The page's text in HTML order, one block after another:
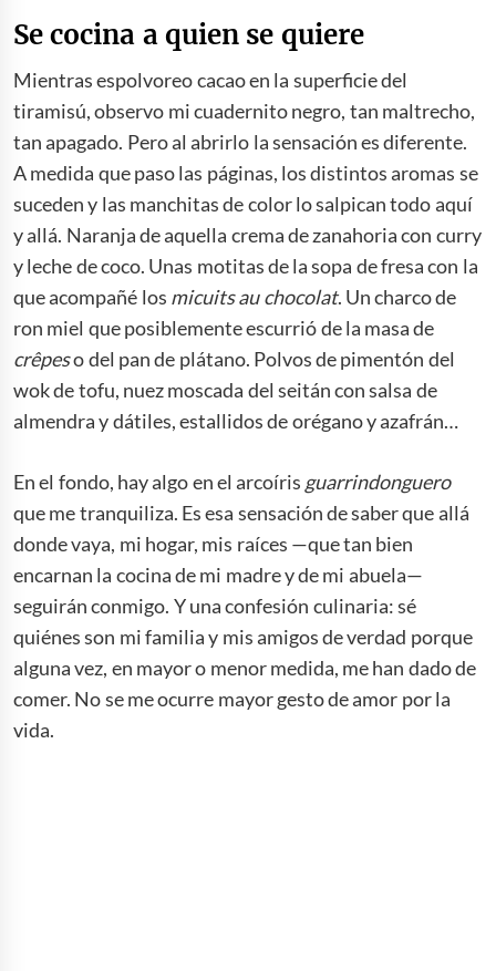
Se cocina a quien se quiere
Mientras espolvoreo cacao en la superficie del
tiramisú, observo mi cuadernito negro, tan maltrecho,
tan apagado. Pero al abrirlo la sensación es diferente.
A medida que paso las páginas, los distintos aromas se
suceden y las manchitas de color lo salpican todo aquí
y allá. Naranja de aquella crema de zanahoria con curry
y leche de coco. Unas motitas de la sopa de fresa con la
que acompañé los micuits au chocolat. Un charco de
ron miel que posiblemente escurrió de la masa de
crêpeso del pan de plátano. Polvos de pimentón del
wok de tofu, nuez moscada del seitán con salsa de
almendra y dátiles, estallidos de orégano y azafrán…
En el fondo, hay algo en el arcoíris guarrindonguero
que me tranquiliza. Es esa sensación de saber que allá
donde vaya, mi hogar, mis raíces —que tan bien
encarnan la cocina de mi madre y de mi abuela—
seguirán conmigo. Y una confesión culinaria: sé
quiénes son mi familia y mis amigos de verdad porque
alguna vez, en mayor o menor medida, me han dado de
comer. No se me ocurre mayor gesto de amor por la
vida.